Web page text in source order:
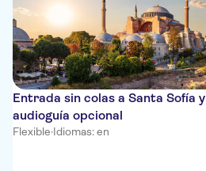
Entrada sin colas a Santa Sofía y
audioguía opcional
Flexible·Idiomas: en